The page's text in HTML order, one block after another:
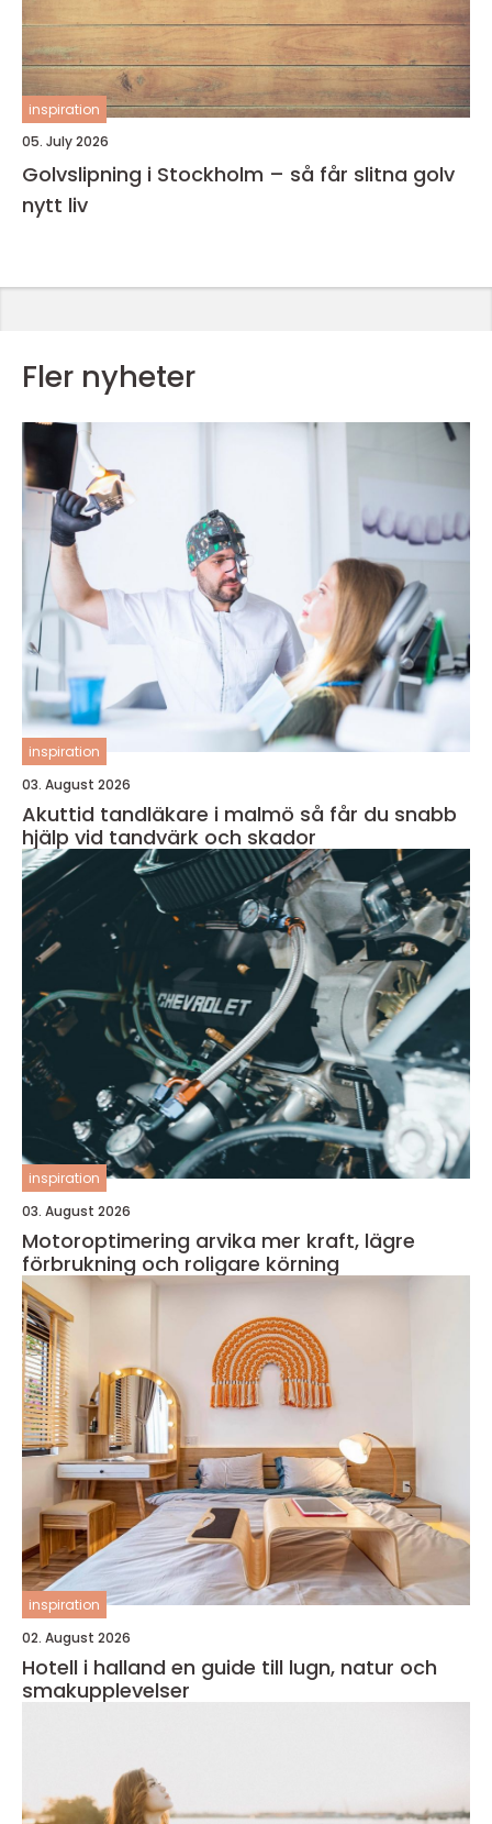
inspiration
05. July 2026
Golvslipning i Stockholm – så får slitna golv
nytt liv
Fler nyheter
inspiration
03. August 2026
Akuttid tandläkare i malmö så får du snabb
hjälp vid tandvärk och skador
inspiration
03. August 2026
Motoroptimering arvika mer kraft, lägre
förbrukning och roligare körning
inspiration
02. August 2026
Hotell i halland en guide till lugn, natur och
smakupplevelser